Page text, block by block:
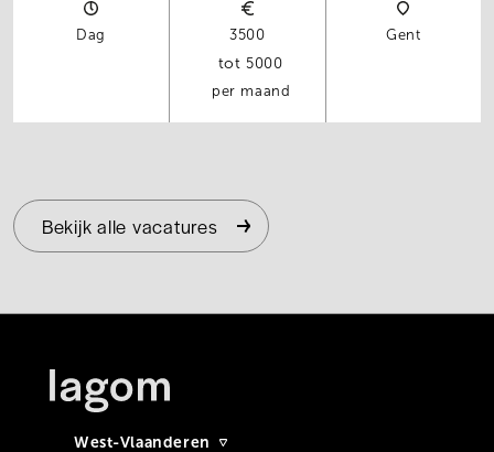
Dag
3500
5000
per maand
Gent
Bekijk alle vacatures
West-Vlaanderen